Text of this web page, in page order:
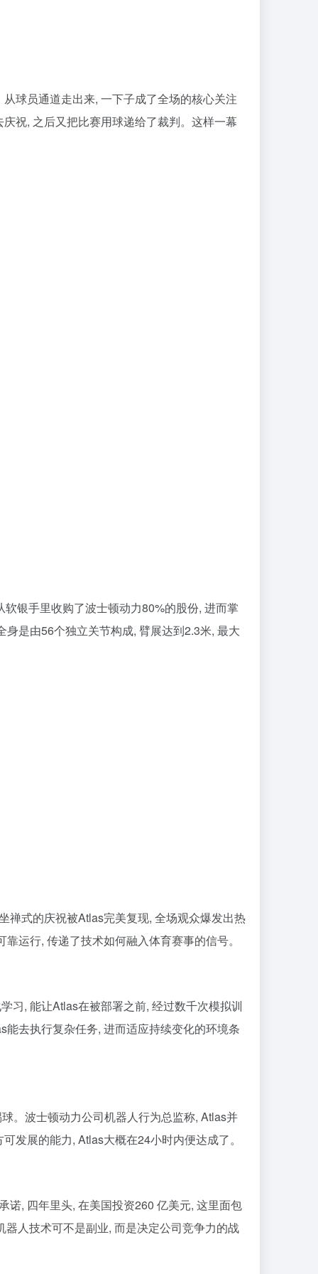
从球员通道走出来, 一下子成了全场的核心关注
祝, 之后又把比赛用球递给了裁判。这样一幕
银手里收购了波士顿动力80%的股份, 进而掌
是由56个独立关节构成, 臂展达到2.3米, 最大
禅式的庆祝被Atlas完美复现, 全场观众爆发出热
运行, 传递了技术如何融入体育赛事的信号。
习, 能让Atlas在被部署之前, 经过数千次模拟训
去执行复杂任务, 进而适应持续变化的环境条
。波士顿动力公司机器人行为总监称, Atlas并
发展的能力, Atlas大概在24小时内便达成了。
诺, 四年里头, 在美国投资260 亿美元, 这里面包
人技术可不是副业, 而是决定公司竞争力的战